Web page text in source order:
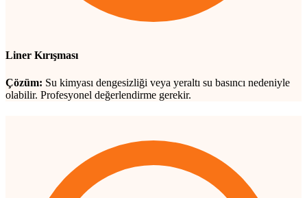
Liner Kırışması
Çözüm: Su kimyası dengesizliği veya yeraltı su basıncı nedeniyle
olabilir. Profesyonel değerlendirme gerekir.